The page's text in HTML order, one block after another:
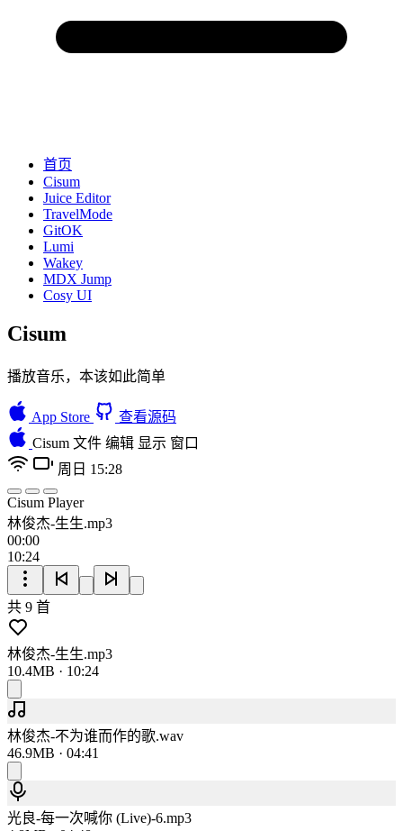
首页
Cisum
Juice Editor
TravelMode
GitOK
Lumi
Wakey
MDX Jump
Cosy UI
Cisum
播放音乐，本该如此简单
App Store
查看源码
Cisum 文件 编辑 显示 窗口
周日 15:28
Cisum Player
林俊杰-生生.mp3
00:00
10:24
共 9 首
林俊杰-生生.mp3
10.4MB · 10:24
林俊杰-不为谁而作的歌.wav
46.9MB · 04:41
光良-每一次喊你 (Live)-6.mp3